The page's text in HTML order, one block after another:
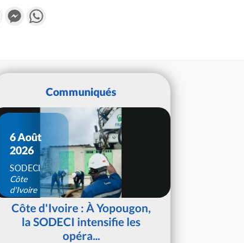
Gmail Messenger
Communiqués
6 Août
2026
SODECI
Côte
d'Ivoire
Côte d'Ivoire : À Yopougon,
la SODECI intensifie les
opéra...